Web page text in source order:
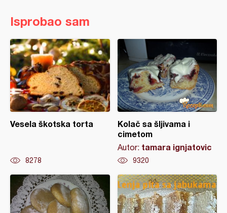
Isprobao sam
Vesela škotska torta
8278
Kolač sa šljivama i
cimetom
Autor: tamara ignjatovic
9320